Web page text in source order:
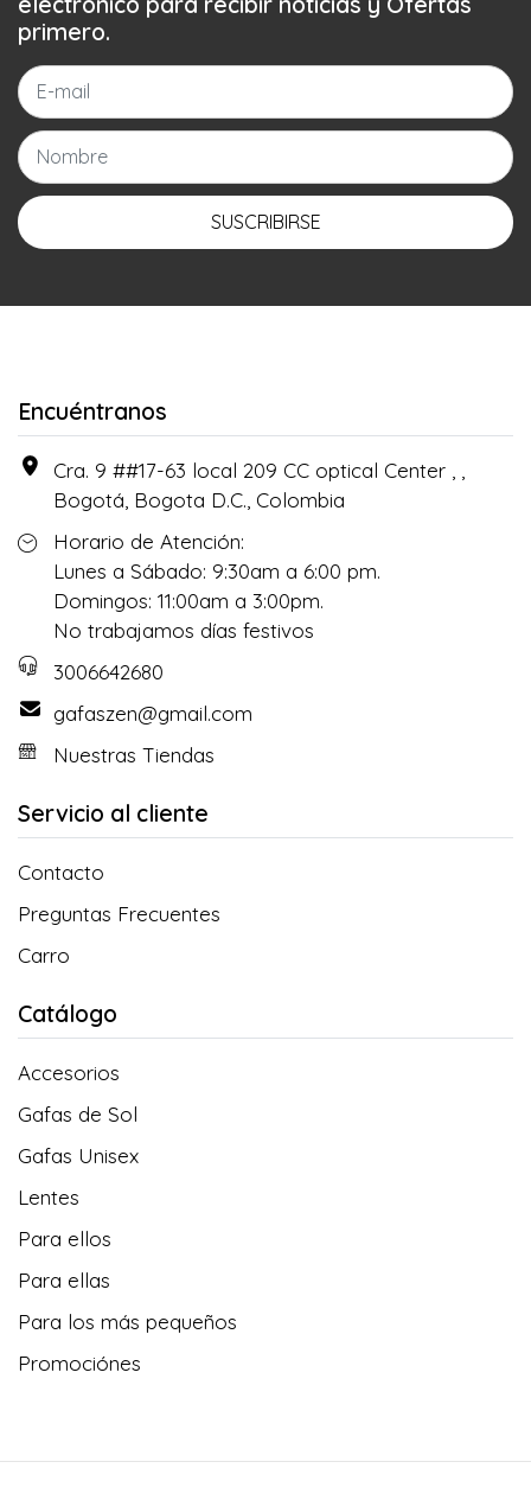
primero.
SUSCRIBIRSE
Encuéntranos
Cra. 9 ##17-63 local 209 CC optical Center , ,
Bogotá, Bogota D.C., Colombia
Horario de Atención:
Lunes a Sábado: 9:30am a 6:00 pm.
Domingos: 11:00am a 3:00pm.
No trabajamos días festivos
3006642680
gafaszen@gmail.com
Nuestras Tiendas
Servicio al cliente
Contacto
Preguntas Frecuentes
Carro
Catálogo
Accesorios
Gafas de Sol
Gafas Unisex
Lentes
Para ellos
Para ellas
Para los más pequeños
Promociónes